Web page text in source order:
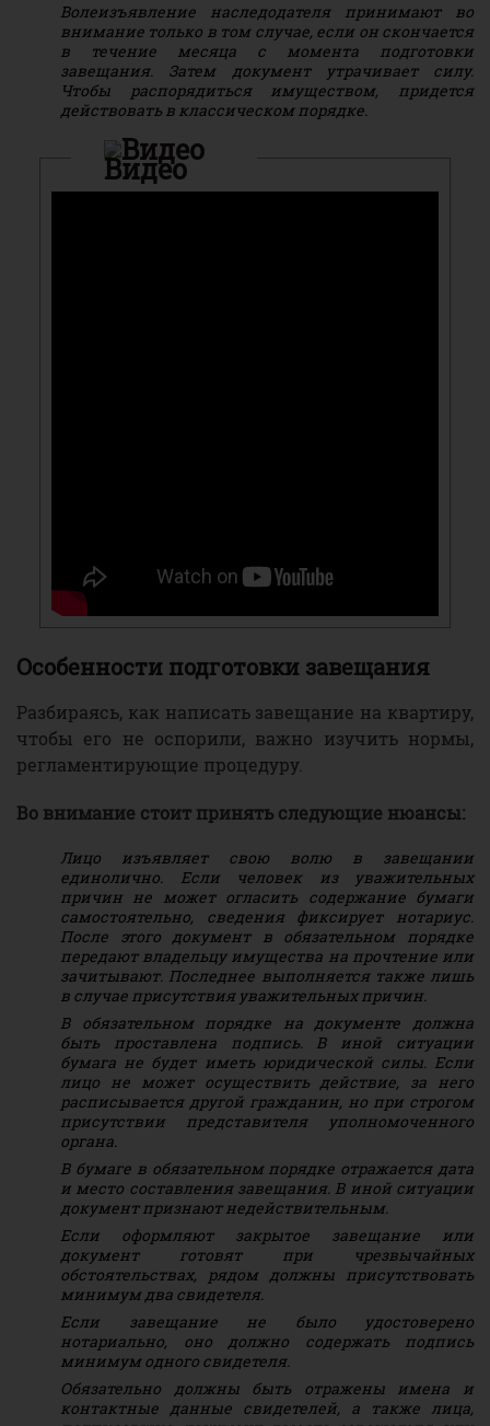
Волеизъявление наследодателя принимают во
внимание только в том случае, если он скончается
в течение месяца с момента подготовки
завещания. Затем документ утрачивает силу.
Чтобы распорядиться имуществом, придется
действовать в классическом порядке.
Видео
Особенности подготовки завещания
Разбираясь, как написать завещание на квартиру,
чтобы его не оспорили, важно изучить нормы,
регламентирующие процедуру.
Во внимание стоит принять следующие нюансы:
Лицо изъявляет свою волю в завещании
единолично. Если человек из уважительных
причин не может огласить содержание бумаги
самостоятельно, сведения фиксирует нотариус.
После этого документ в обязательном порядке
передают владельцу имущества на прочтение или
зачитывают. Последнее выполняется также лишь
в случае присутствия уважительных причин.
В обязательном порядке на документе должна
быть проставлена подпись. В иной ситуации
бумага не будет иметь юридической силы. Если
лицо не может осуществить действие, за него
расписывается другой гражданин, но при строгом
присутствии представителя уполномоченного
органа.
В бумаге в обязательном порядке отражается дата
и место составления завещания. В иной ситуации
документ признают недействительным.
Если оформляют закрытое завещание или
документ готовят при чрезвычайных
обстоятельствах, рядом должны присутствовать
минимум два свидетеля.
Если завещание не было удостоверено
нотариально, оно должно содержать подпись
минимум одного свидетеля.
Обязательно должны быть отражены имена и
контактные данные свидетелей, а также лица,